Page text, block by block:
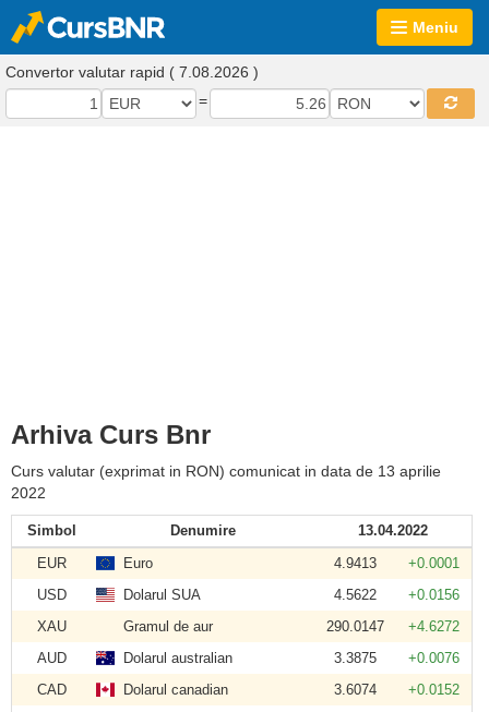
Meniu
Convertor valutar rapid ( 7.08.2026 )
=
Arhiva Curs Bnr
Curs valutar (exprimat in RON) comunicat in data de 13 aprilie
2022
Simbol Denumire
13.04.2022
EUR
Euro 4.9413
+0.0001
USD
Dolarul SUA 4.5622
+0.0156
XAU
Gramul de aur 290.0147
+4.6272
AUD
Dolarul australian 3.3875
+0.0076
CAD
Dolarul canadian 3.6074
+0.0152